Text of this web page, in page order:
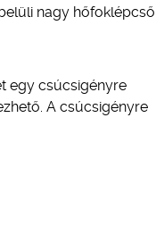
nagy hőfoklépcső
egy csúcsigényre
A csúcsigényre